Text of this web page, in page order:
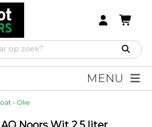
MENU
- Olie